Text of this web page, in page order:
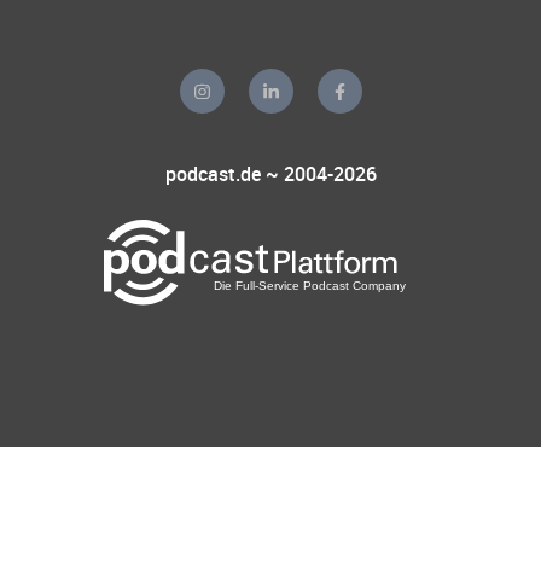
podcast.de ~ 2004-2026